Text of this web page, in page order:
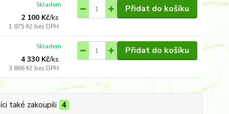
2 100 Kč/ks
1 875 Kč bez DPH
Skladem Přidat do košíku
4 330 Kč/ks
3 866 Kč bez DPH
Skladem Přidat do košíku
také zakoupili 4